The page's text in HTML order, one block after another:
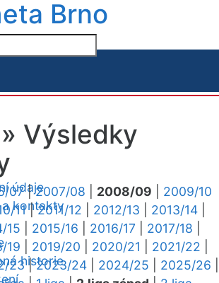
Brno
údaje
a kontakty
historie
Výsledky
07|2007/08 2008/09
2009/10
11|2011/12 2012/13 2013/14
15
2015/16 2016/17 2017/18
19
2019/20 2020/21 2021/22
23|2023/24 2024/25 2025/26